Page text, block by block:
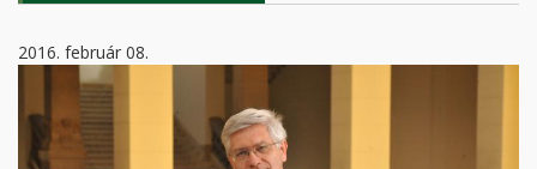
2016. február 08.